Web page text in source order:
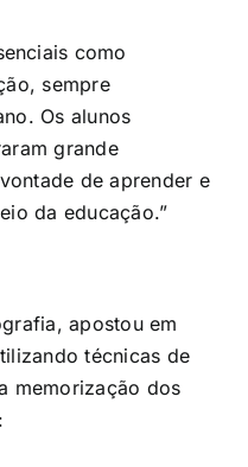
como
sempre
Os alunos
grande
de aprender e
da educação.”
apostou em
técnicas de
memorização dos